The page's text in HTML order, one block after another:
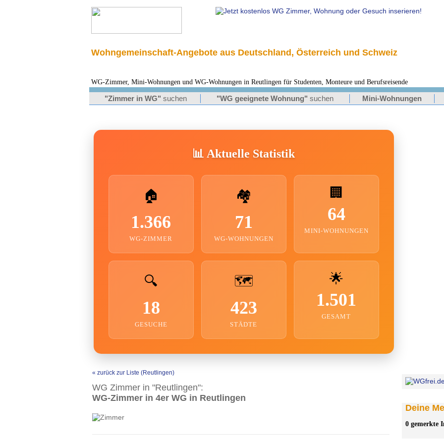
Wohngemeinschaft-Angebote aus Deutschland, Österreich und Schweiz
WG-Zimmer, Mini-Wohnungen und WG-Wohnungen in Reutlingen für Studenten, Monteure und Berufsreisende
"Zimmer in WG" suchen "WG geeignete Wohnung" suchen Mini-Wohnungen
📊 Aktuelle Statistik
🏠
1.366
WG-ZIMMER
🏘️
71
WG-WOHNUNGEN
🏢
64
MINI-WOHNUNGEN
🔍
18
GESUCHE
🗺️
423
STÄDTE
🌟
1.501
GESAMT
« zurück zur Liste (Reutlingen)
WG Zimmer in "Reutlingen":
WG-Zimmer in 4er WG in Reutlingen
Deine
0 gemerkte